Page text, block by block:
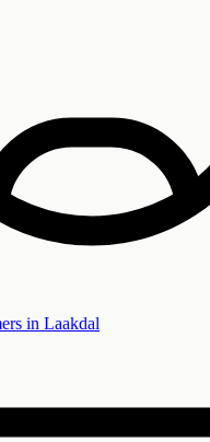
in Laakdal